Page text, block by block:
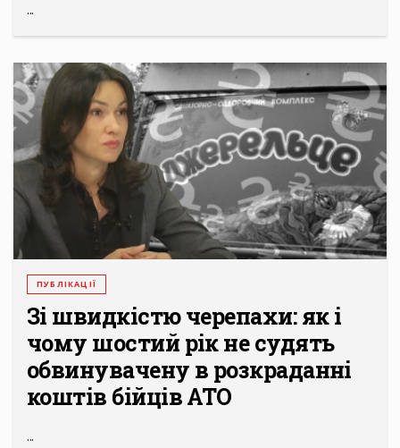
...
ПУБЛІКАЦІЇ
Зі швидкістю черепахи: як і
чому шостий рік не судять
обвинувачену в розкраданні
коштів бійців АТО
...